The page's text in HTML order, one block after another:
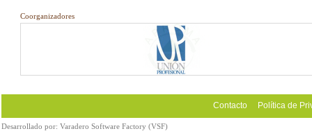
Coorganizadores
Contacto Política de
Desarrollado por: Varadero Software Factory (VSF)